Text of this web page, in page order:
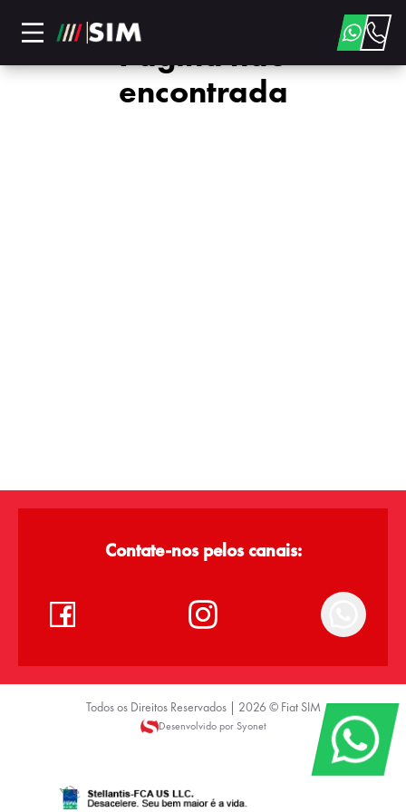
Página não
encontrada
Contate-nos pelos canais:
Todos os Direitos Reservados | 2026 © Fiat SIM
Desenvolvido por Syonet